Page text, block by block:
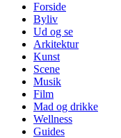
Forside
Byliv
Ud og se
Arkitektur
Kunst
Scene
Musik
Film
Mad og drikke
Wellness
Guides